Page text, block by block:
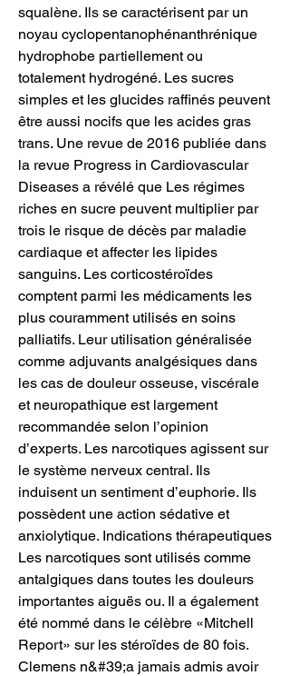
squalène. Ils se caractérisent par un
noyau cyclopentanophénanthrénique
hydrophobe partiellement ou
totalement hydrogéné. Les sucres
simples et les glucides raffinés peuvent
être aussi nocifs que les acides gras
trans. Une revue de 2016 publiée dans
la revue Progress in Cardiovascular
Diseases a révélé que Les régimes
riches en sucre peuvent multiplier par
trois le risque de décès par maladie
cardiaque et affecter les lipides
sanguins. Les corticostéroïdes
comptent parmi les médicaments les
plus couramment utilisés en soins
palliatifs. Leur utilisation généralisée
comme adjuvants analgésiques dans
les cas de douleur osseuse, viscérale
et neuropathique est largement
recommandée selon l’opinion
d’experts. Les narcotiques agissent sur
le système nerveux central. Ils
induisent un sentiment d’euphorie. Ils
possèdent une action sédative et
anxiolytique. Indications thérapeutiques
Les narcotiques sont utilisés comme
antalgiques dans toutes les douleurs
importantes aiguës ou. Il a également
été nommé dans le célèbre «Mitchell
Report» sur les stéroïdes de 80 fois.
Clemens n&#39;a jamais admis avoir